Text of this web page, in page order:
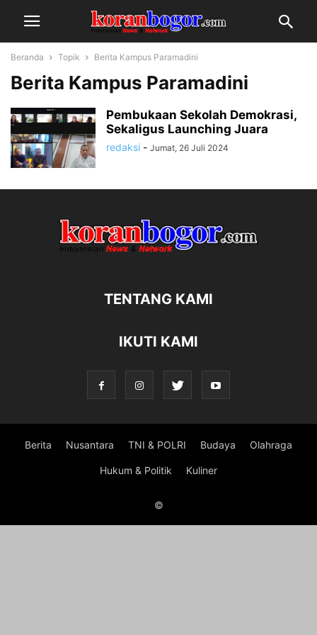
Beranda Topik Berita Kampus Paramadini
Berita Kampus Paramadini
Pembukaan Sekolah Demokrasi,
Sekaligus Launching Juara
redaksi - Jumat, 26 Juli 2024
TENTANG KAMI
IKUTI KAMI
Berita Nusantara TNI & POLRI Budaya Olahraga
Hukum & Politik Kuliner
©